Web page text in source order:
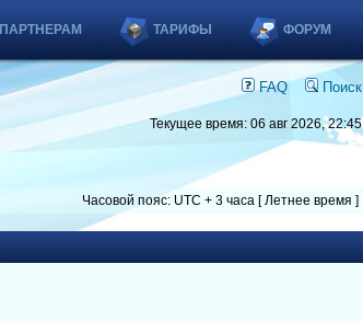
ПАРТНЕРАМ ТАРИФЫ ФОРУМ
FAQ Поиск
Текущее время: 06 авг 2026, 22:45
Часовой пояс: UTC + 3 часа [ Летнее время ]